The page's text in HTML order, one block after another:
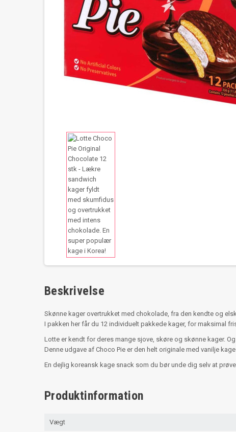
Beskrivelse
Skønne kager overtrukket med chokolade, fra den kendte og
I pakken her får du 12 individuelt pakkede kager, for maksimal
Lotte er kendt for deres mange sjove, skøre og skønne kager.
Denne udgave af Choco Pie er den helt originale med vanilje
En dejlig koreansk kage snack som du bør unde dig selv at
Produktinformation
Vægt